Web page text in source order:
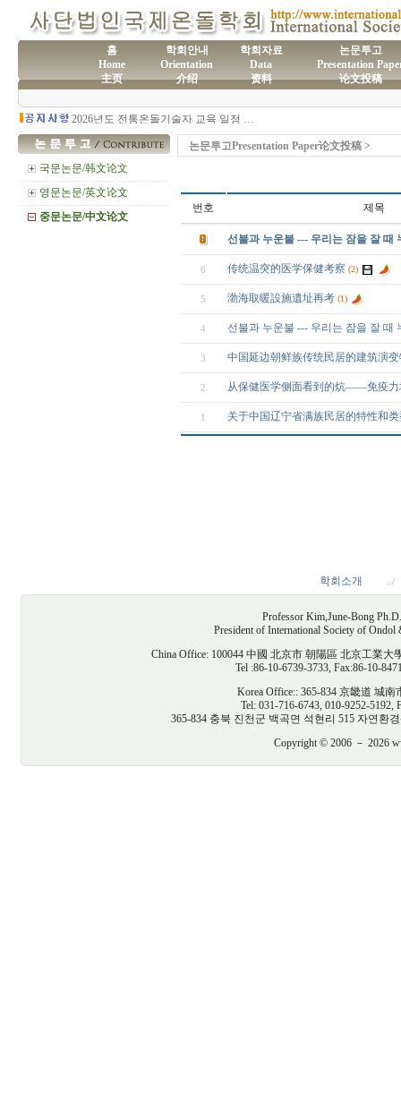
홈
Home
主页
학회안내
Orientation
介绍
학회자료
Data
资料
논문투고
Presentation
论文投稿
(사)국제온돌학회 연간 기부금 모금액 및 활용실적 명세서
2026년도 전통온돌기술자 교육 일정 안내
제60차 전통온돌기술자 교육 모집
제59차 전통온돌기술자 1,2급 교육과정 모집 안내
국문논문/韩文论文
영문논문/英文论文
중문논문/中文论文
논문투고Presentation Paper论文投稿 >
번호 제목
선불과 누운불 --- 우리는 잠을 잘 때
6 传统温突的医学保健考察 (2)
5 渤海取暖設施遺址再考 (1)
4 선불과 누운불 --- 우리는 잠을 잘 때
3 中国延边朝鲜族传统民居的建筑演变
2 从保健医学侧面看到的炕——免疫
1 关于中国辽宁省满族民居的特性和
학회소개 ../
Professor Kim,June-Bong
President of International Society of Ondol
China Office: 100044 中國 北京市 朝陽區 北京工業
Tel :86-10-6739-3733, Fax:86-10-
Korea Office:: 365-834 京畿道 城
Tel: 031-716-6743, 010-9252-5192,
365-834 충북 진천군 백곡면 석현리 515 자연환경
Copyright © 2006 － 2026